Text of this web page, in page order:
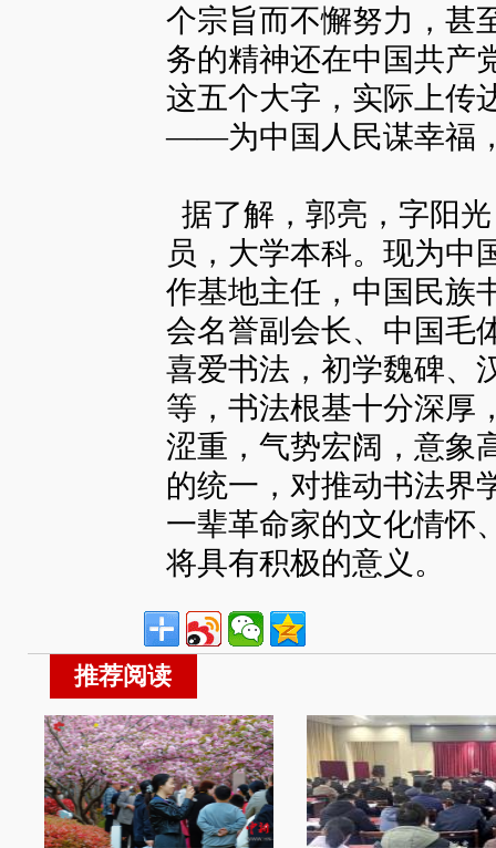
个宗旨而不懈努力，甚
务的精神还在中国共产
这五个大字，实际上传
——为中国人民谋幸福
据了解，郭亮，字阳
员，大学本科。现为中
作基地主任，中国民族
会名誉副会长、中国毛
喜爱书法，初学魏碑、
等，书法根基十分深厚
涩重，气势宏阔，意象
的统一，对推动书法界
一辈革命家的文化情怀
将具有积极的意义。
推荐阅读